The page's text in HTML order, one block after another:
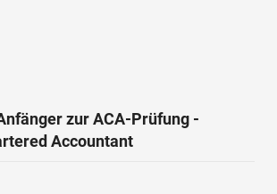
zur ACA-Prüfung -
Accountant